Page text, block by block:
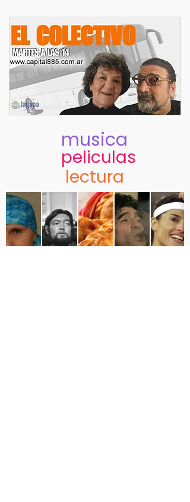
musica
peliculas
lectura